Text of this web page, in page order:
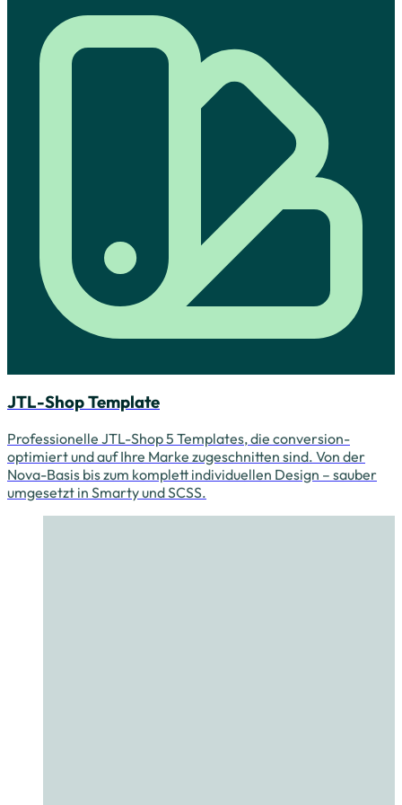
JTL-Shop Template
Professionelle JTL-Shop 5 Templates, die conversion-
optimiert und auf Ihre Marke zugeschnitten sind. Von der
Nova-Basis bis zum komplett individuellen Design – sauber
umgesetzt in Smarty und SCSS.